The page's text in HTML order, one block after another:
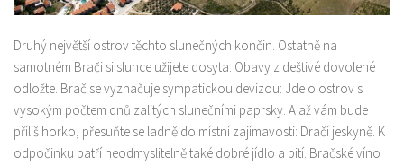
Druhý největší ostrov těchto slunečných končin. Ostatně na
samotném Brači si slunce užijete dosyta. Obavy z deštivé dovolené
odložte. Brač se vyznačuje sympatickou devizou: Jde o ostrov s
vysokým počtem dnů zalitých slunečními paprsky. A až vám bude
příliš horko, přesuňte se ladně do místní zajímavosti: Dračí jeskyně. K
odpočinku patří neodmyslitelně také dobré jídlo a pití. Bračské víno